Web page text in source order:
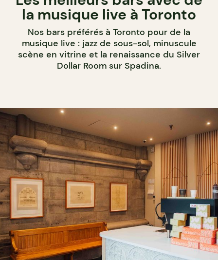
la musique live à Toronto
Nos bars préférés à Toronto pour de la
musique live : jazz de sous-sol, minuscule
scène en vitrine et la renaissance du Silver
Dollar Room sur Spadina.